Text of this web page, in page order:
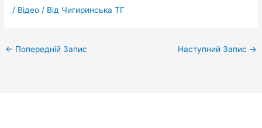
/ Відео / Від Чигиринська ТГ
← Попередній Запис Наступний Запис →